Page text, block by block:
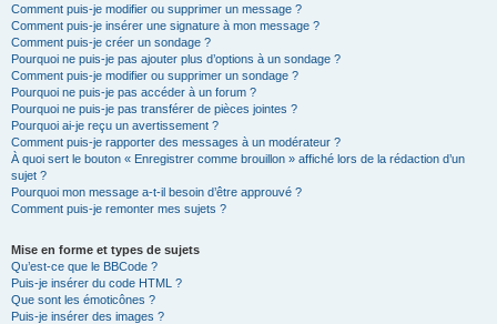
Comment puis-je modifier ou supprimer un message ?
Comment puis-je insérer une signature à mon message ?
Comment puis-je créer un sondage ?
Pourquoi ne puis-je pas ajouter plus d’options à un sondage ?
Comment puis-je modifier ou supprimer un sondage ?
Pourquoi ne puis-je pas accéder à un forum ?
Pourquoi ne puis-je pas transférer de pièces jointes ?
Pourquoi ai-je reçu un avertissement ?
Comment puis-je rapporter des messages à un modérateur ?
À quoi sert le bouton « Enregistrer comme brouillon » affiché lors de la rédaction d’un
sujet ?
Pourquoi mon message a-t-il besoin d’être approuvé ?
Comment puis-je remonter mes sujets ?
Mise en forme et types de sujets
Qu’est-ce que le BBCode ?
Puis-je insérer du code HTML ?
Que sont les émoticônes ?
Puis-je insérer des images ?